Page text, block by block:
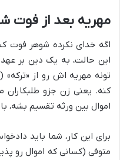
مهریه بعد از فوت
اگه خدای نکرده شوهر فوت
این حالت، به یک دین بر
تونه مهریه اش رو از «ترکه»
کنه. یعنی زن جزو
اموال بین ورثه تقسیم بشه،
برای این کار، شما باید
متوفی (کسانی که اموال رو